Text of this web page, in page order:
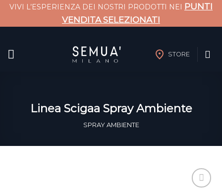
VIVI L’ESPERIENZA DEI NOSTRI PRODOTTI NEI PUNTI
VENDITA SELEZIONATI
STORE
Linea Scigaa Spray Ambiente
SPRAY AMBIENTE